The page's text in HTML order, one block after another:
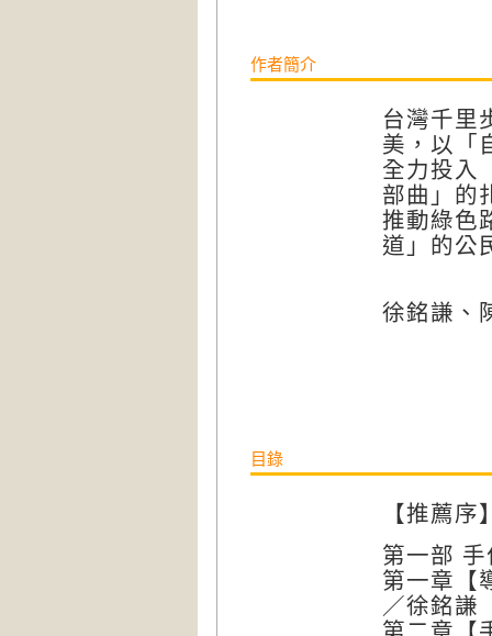
作者簡介
台灣千里
美，以「
全力投入
部曲」的
推動綠色
道」的公
徐銘謙、
目錄
【推薦
第一部 手
第一章【
／徐銘謙